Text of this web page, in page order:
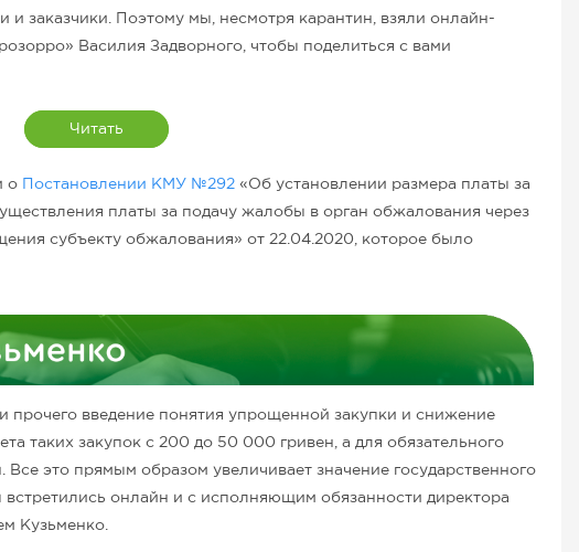
и заказчики. Поэтому мы, несмотря карантин, взяли онлайн-
Василия Задворного, чтобы поделиться с вами
Читать
о Постановлении КМУ №292 «Об установлении размера платы за
платы за подачу жалобы в орган обжалования через
субъекту обжалования» от 22.04.2020, которое было
прочего введение понятия упрощенной закупки и снижение
таких закупок с 200 до 50 000 гривен, а для обязательного
это прямым образом увеличивает значение государственного
онлайн и с исполняющим обязанности директора
Кузьменко.